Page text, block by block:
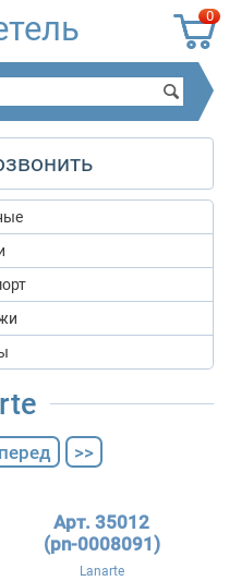
0
>>
Арт. 35012
(pn-0008091)
Lanarte